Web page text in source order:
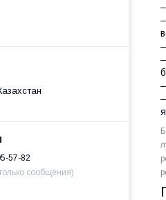
57-82
сообщения)